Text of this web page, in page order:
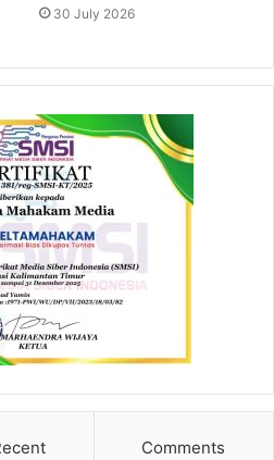
30 July 2026
Comments